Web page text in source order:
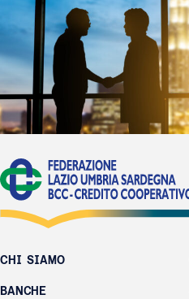
CHI SIAMO
BANCHE